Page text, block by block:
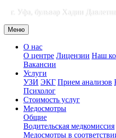
г. Уфа, бульвар Хадии
Меню
О нас
О центре Лицензии Наш
Вакансии
Услуги
УЗИ ЭКГ Прием анализов
Психолог
Стоимость услуг
Медосмотры
Общие
Водительская медкомиссия
Медосмотры в